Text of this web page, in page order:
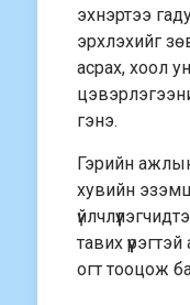
эхнэртээ
эрхлэхийг
асрах, хоол
гэнэ.
Гэрийн
хувийн
тавих
огт тооцож